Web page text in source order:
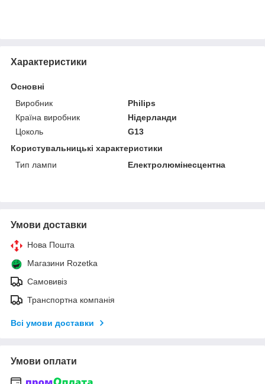
Характеристики
Основні
Виробник
Philips
Країна виробник
Нідерланди
Цоколь
G13
Користувальницькі характеристики
Тип лампи
Електролюмінесцентна
Умови доставки
Нова Пошта
Магазини Rozetka
Самовивіз
Транспортна компанія
Всі умови доставки
Умови оплати